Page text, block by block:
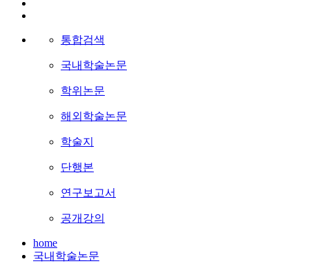
통합검색
국내학술논문
학위논문
해외학술논문
학술지
단행본
연구보고서
공개강의
home
국내학술논문